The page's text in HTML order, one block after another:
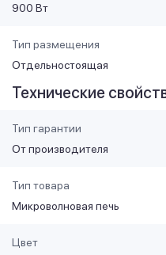
900 Вт
Тип размещения
Отдельностоящая
Технические
Тип гарантии
От производителя
Тип товара
Микроволновая печь
Цвет